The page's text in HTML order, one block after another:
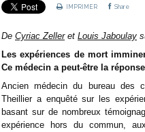
IMPRIMER Share
De Cyriac Zelleret Louis Jaboulay
Les expériences de mort
Ce médecin a peut-être la
Ancien médecin du bureau des
Theillier a enquêté sur les
basant sur de nombreux
expérience hors du commun,